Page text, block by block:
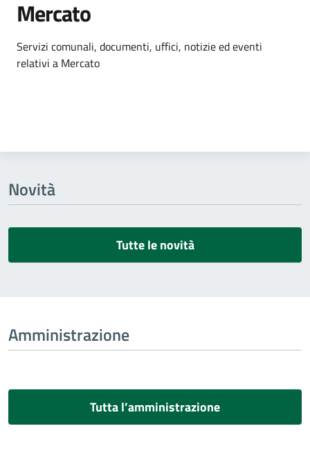
Mercato
Dettagli dell'argomento
Servizi comunali, documenti, uffici, notizie ed eventi
relativi a Mercato
Novità
Tutte le novità
Amministrazione
Tutta l’amministrazione